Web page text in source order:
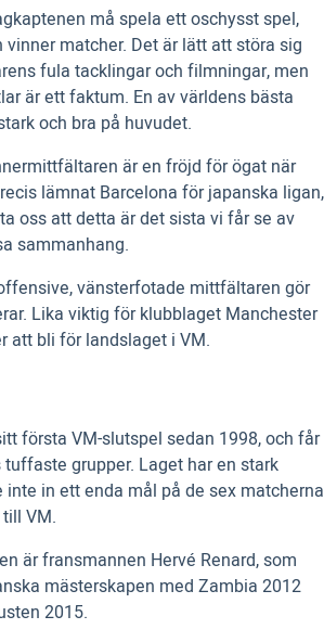
må spela ett oschysst spel,
matcher. Det är lätt att störa sig
fula tacklingar och filmningar, men
är ett faktum. En av världens bästa
och bra på huvudet.
är en fröjd för ögat när
lämnat Barcelona för japanska ligan,
oss att detta är det sista vi får se av
sammanhang.
vänsterfotade mittfältaren gör
Lika viktig för klubblaget Manchester
att bli för landslaget i VM.
första VM-slutspel sedan 1998, och får
grupper. Laget har en stark
in ett enda mål på de sex matcherna
VM.
är fransmannen Hervé Renard, som
mästerskapen med Zambia 2012
2015.